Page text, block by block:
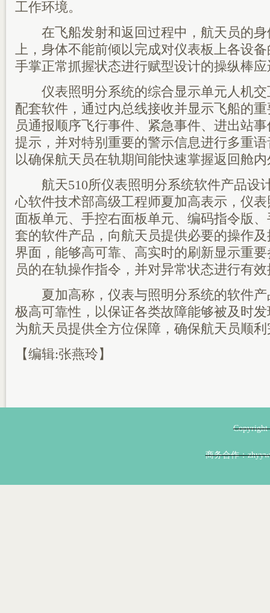
工作环境。
在飞船发射和返回过程中，航天员的身
上，身体不能前倾以完成对仪表板上各设
手掌正常抓握状态进行赋型设计的操纵棒
仪表照明分系统的综合显示单元人机交
配套软件，通过内总线接收并显示飞船的
员通报顺序飞行事件、紧急事件、进出站
提示，并对特别重要的警示信息进行多重
以确保航天员在轨期间能快速掌握返回舱
航天510所仪表照明分系统软件产品设
心软件技术部高级工程师夏加高表示，仪
面板单元、手控右面板单元、编码指令版
套的软件产品，向航天员提供必要的操作
界面，能够高可靠、高实时的刷新显示重
员的在轨操作指令，并对异常状态进行有
夏加高称，仪表与照明分系统的软件产
极高可靠性，以保证各类故障能够被及时
为航天员提供全方位保障，确保航天员顺
【编辑:张燕玲】
商务合作：